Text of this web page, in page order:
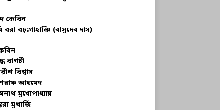
কেবিন
বরা বঢ়গোহাঞি (বাসুদেব দাস)
বাগচী
বিশ্বাস
আহমেদ
মুখোপাধ্যায়
মুখার্জি